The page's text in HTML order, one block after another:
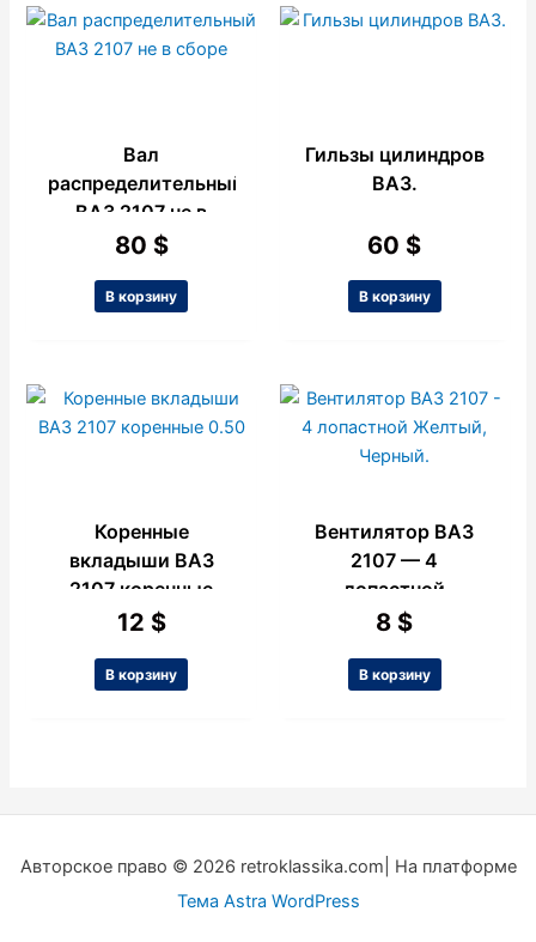
Вал
распределительный
ВАЗ 2107 не в
сборе
80 $
В корзину
Гильзы цилиндров
ВАЗ.
60 $
В корзину
Коренные
вкладыши ВАЗ
2107 коренные
0.50
12 $
В корзину
Вентилятор ВАЗ
2107 — 4
лопастной
Желтый, Черный.
8 $
В корзину
Авторское право © 2026 retroklassika.com| На платформе
Тема Astra WordPress